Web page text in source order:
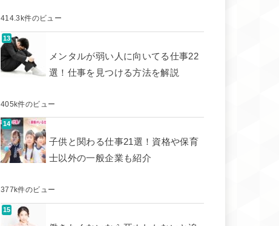
414.3k件のビュー
メンタルが弱い人に向いてる仕事22
選！仕事を見つける方法を解説
405k件のビュー
子供と関わる仕事21選！資格や保育
士以外の一般企業も紹介
377k件のビュー